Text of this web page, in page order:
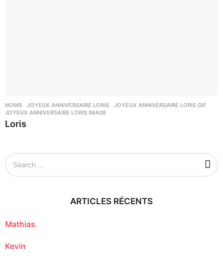
NOMS JOYEUX ANNIVERSAIRE LORIS ,JOYEUX ANNIVERSAIRE LORIS GIF
JOYEUX ANNIVERSAIRE LORIS IMAGE
Loris
o
:
ARTICLES RÉCENTS
Mathias
Kevin